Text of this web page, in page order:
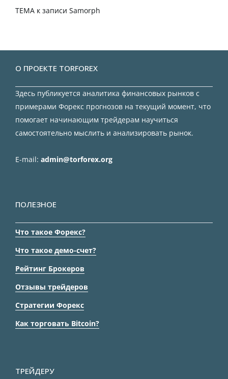
TEMA к записи Samorph
О ПРОЕКТЕ TORFOREX
Здесь публикуется аналитика финансовых рынков с
примерами Форекс прогнозов на текущий момент, что
помогает начинающим трейдерам научиться
самостоятельно мыслить и анализировать рынок.
E-mail: admin@torforex.org
ПОЛЕЗНОЕ
Что такое Форекс?
Что такое демо-счет?
Рейтинг Брокеров
Отзывы трейдеров
Стратегии Форекс
Как торговать Bitcoin?
ТРЕЙДЕРУ